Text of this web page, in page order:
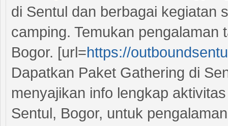
di Sentul dan berbagai kegiatan
camping. Temukan
Bogor. [url=https://
Dapatkan Paket Gathering di
menyajikan info lengkap
Sentul, Bogor, untuk